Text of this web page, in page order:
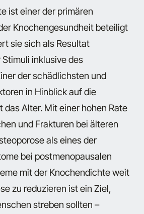
ist einer der primären
Knochengesundheit beteiligt
sie sich als Resultat
inklusive des
der schädlichsten und
in Hinblick auf die
das Alter. Mit einer hohen Rate
und Frakturen bei älteren
als eines der
bei postmenopausalen
mit der Knochendichte weit
zu reduzieren ist ein Ziel,
streben sollten –